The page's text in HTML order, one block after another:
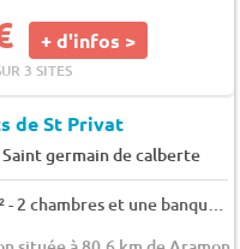
+ d'infos >
3 SITES
de St Privat
Saint germain de calberte